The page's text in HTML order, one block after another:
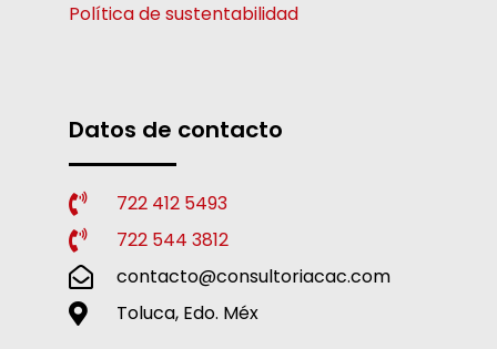
Política de sustentabilidad
Datos de contacto
722 412 5493
722 544 3812
contacto@consultoriacac.com
Toluca, Edo. Méx